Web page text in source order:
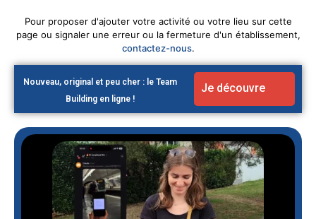
Pour proposer d'ajouter votre activité ou votre lieu sur cette
page ou signaler une erreur ou la fermeture d'un établissement,
contactez-nous.
Nouveau, original et peu cher : le Team
Building en ligne !
Je découvre